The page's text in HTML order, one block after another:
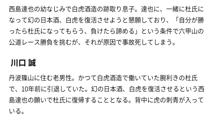
西島達也の幼なじみで白虎酒造の跡取り息子。達也に、一緒に杜氏に
なって幻の日本酒、白虎を復活させようと懇願しており、「自分が勝
ったら杜氏になってもらう、負けたら諦める」という条件で六甲山の
公道レース勝負を挑むが、それが原因で事故死してしまう。
川口 誠
丹波篠山に住む老男性。かつて白虎酒造で働いていた腕利きの杜氏
で、10年前に引退していた。幻の日本酒、白虎を復活させるという西
島達也の願いで杜氏に復帰することとなる。背中に虎の刺青が入って
いる。